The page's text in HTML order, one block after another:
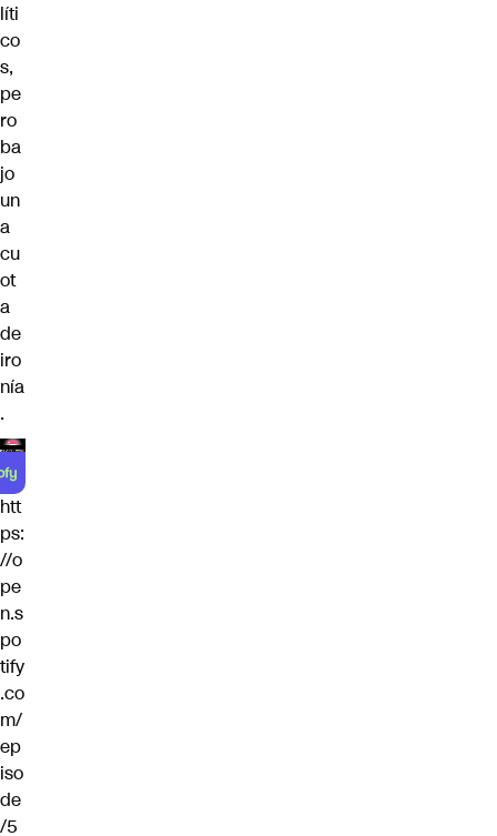
líti
co
s,
pe
ro
ba
jo
un
a
cu
ot
a
de
iro
nía
.
htt
ps:
//o
pe
n.s
po
tify
.co
m/
ep
iso
de
/5